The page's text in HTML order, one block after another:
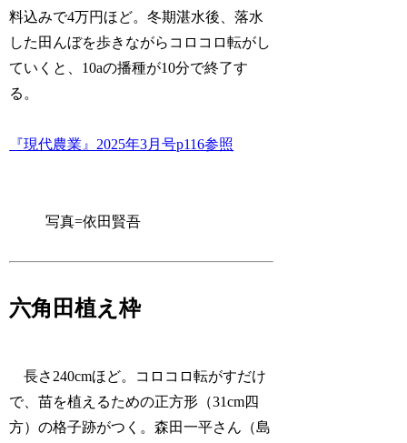
料込みで4万円ほど。冬期湛水後、落水
した田んぼを歩きながらコロコロ転がし
ていくと、10aの播種が10分で終了す
る。
『現代農業』2025年3月号p116参照
写真=依田賢吾
六角田植え枠
長さ240cmほど。コロコロ転がすだけ
で、苗を植えるための正方形（31cm四
方）の格子跡がつく。森田一平さん（島